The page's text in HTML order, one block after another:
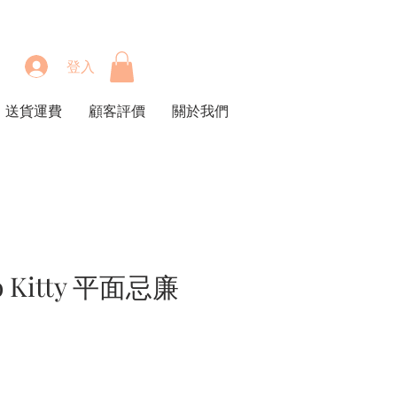
登入
送貨運費 顧客評價 關於我們
Kitty 平面忌廉